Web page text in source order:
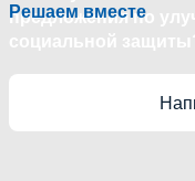
Решаем вместе
предложения по